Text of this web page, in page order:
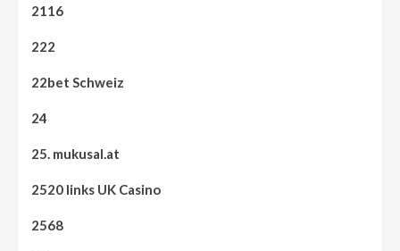
2116
222
22bet Schweiz
24
25. mukusal.at
2520 links UK Casino
2568